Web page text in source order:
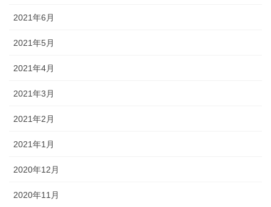
2021年6月
2021年5月
2021年4月
2021年3月
2021年2月
2021年1月
2020年12月
2020年11月